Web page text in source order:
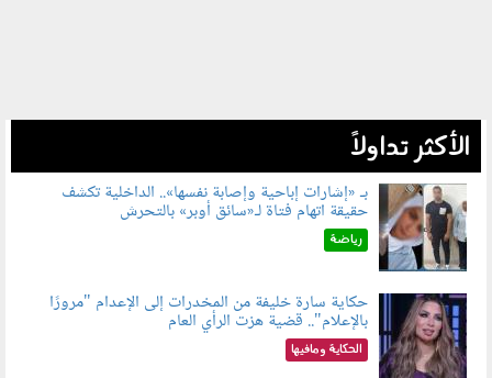
الأكثر تداولاً
060804.jpg
بـ «إشارات إباحية وإصابة نفسها».. الداخلية تكشف
حقيقة اتهام فتاة لـ«سائق أوبر» بالتحرش
رياضة
060801.jpeg
حكاية سارة خليفة من المخدرات إلى الإعدام "مرورًا
بالإعلام".. قضية هزت الرأي العام
الحكاية ومافيها